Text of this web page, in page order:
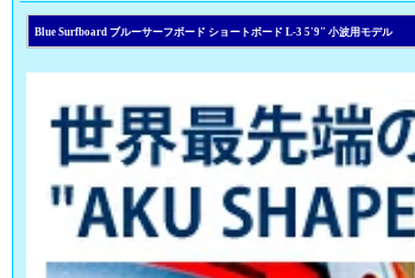
Blue Surfboard ブルーサーフボード ショートボード L-3 5'9" 小波用モデル